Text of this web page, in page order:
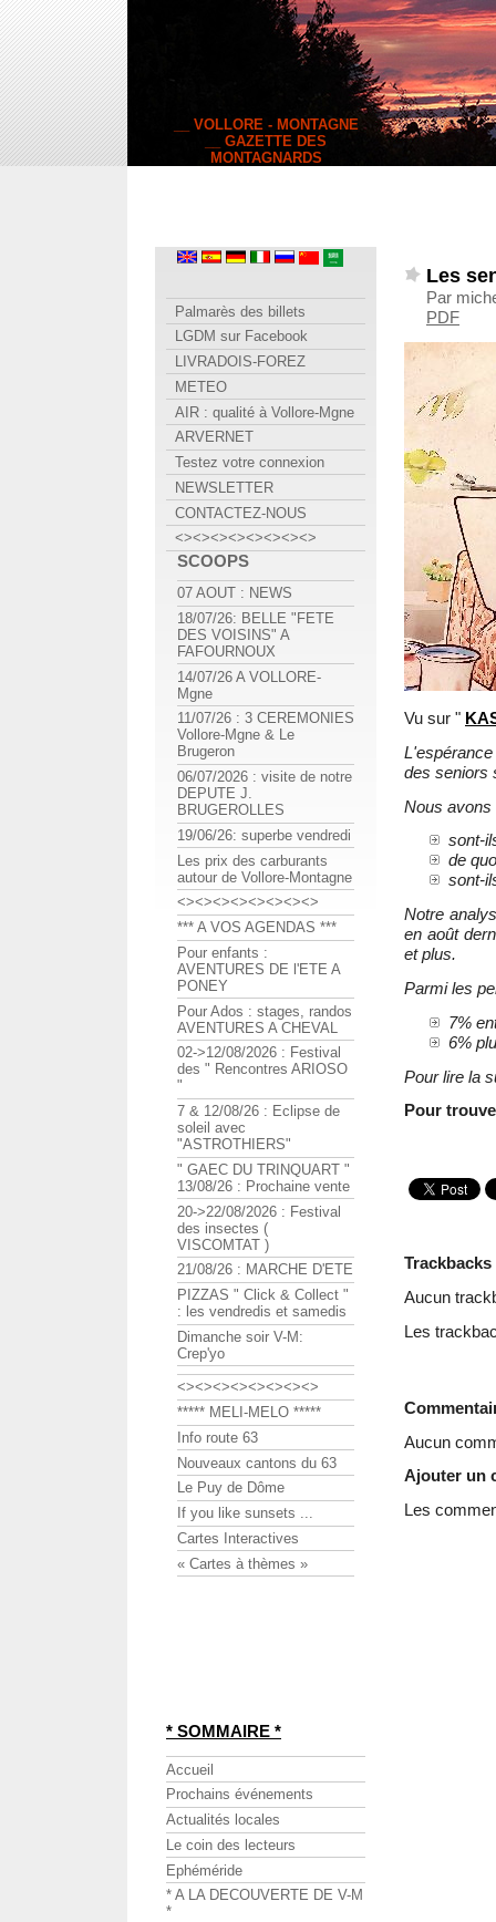
__ VOLLORE - MONTAGNE
__ GAZETTE DES
MONTAGNARDS
Les
Par
PDF
Vu sur "
des seniors
Nous avons
sont-
de
sont-
Notre
en août
et plus.
Parmi les
7%
6%
Pour lire la
Pour
Trackbacks
Aucun
Les
Aucun
Ajouter un
Les
Palmarès des billets
LGDM sur Facebook
LIVRADOIS-FOREZ
METEO
AIR : qualité à Vollore-Mgne
ARVERNET
Testez votre connexion
NEWSLETTER
CONTACTEZ-NOUS
<><><><><><><><>
SCOOPS
07 AOUT : NEWS
18/07/26: BELLE "FETE
DES VOISINS" A
FAFOURNOUX
14/07/26 A VOLLORE-
Mgne
11/07/26 : 3 CEREMONIES
Vollore-Mgne & Le
Brugeron
06/07/2026 : visite de notre
DEPUTE J.
BRUGEROLLES
19/06/26: superbe vendredi
Les prix des carburants
autour de Vollore-Montagne
<><><><><><><><>
*** A VOS AGENDAS ***
Pour enfants :
AVENTURES DE l'ETE A
PONEY
Pour Ados : stages, randos
AVENTURES A CHEVAL
02->12/08/2026 : Festival
des " Rencontres ARIOSO
"
7 & 12/08/26 : Eclipse de
soleil avec
"ASTROTHIERS"
" GAEC DU TRINQUART "
13/08/26 : Prochaine vente
20->22/08/2026 : Festival
des insectes (
VISCOMTAT )
21/08/26 : MARCHE D'ETE
PIZZAS " Click & Collect "
: les vendredis et samedis
Dimanche soir V-M:
Crep'yo
<><><><><><><><>
***** MELI-MELO *****
Info route 63
Nouveaux cantons du 63
Le Puy de Dôme
If you like sunsets ...
Cartes Interactives
« Cartes à thèmes »
* SOMMAIRE *
Accueil
Prochains événements
Actualités locales
Le coin des lecteurs
Ephéméride
* A LA DECOUVERTE DE V-M
*